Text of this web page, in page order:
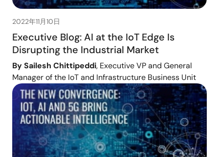
2022年11月10日
Executive Blog: AI at the IoT Edge Is
Disrupting the Industrial Market
By Sailesh Chittipeddi, Executive VP and General
Manager of the IoT and Infrastructure Business Unit